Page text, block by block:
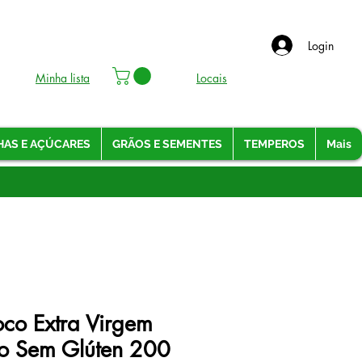
Login
Minha lista Locais
E AÇÚCARES GRÃOS E SEMENTES TEMPEROS Mais
Extra Virgem
Sem Glúten 200